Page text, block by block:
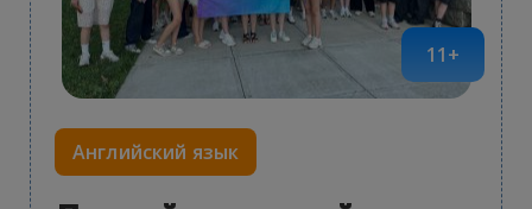
11+
Английский язык